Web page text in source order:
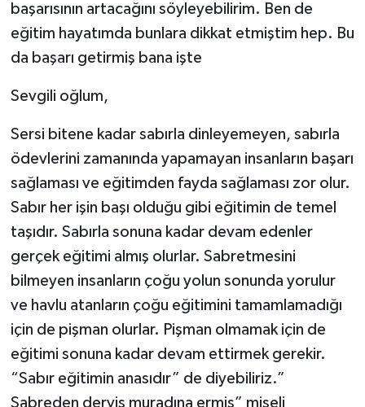
başarısının artacağını söyleyebilirim. Ben de
eğitim hayatımda bunlara dikkat etmiştim hep. Bu
da başarı getirmiş bana işte
Sevgili oğlum,
Sersi bitene kadar sabırla dinleyemeyen, sabırla
ödevlerini zamanında yapamayan insanların başarı
sağlaması ve eğitimden fayda sağlaması zor olur.
Sabır her işin başı olduğu gibi eğitimin de temel
taşıdır. Sabırla sonuna kadar devam edenler
gerçek eğitimi almış olurlar. Sabretmesini
bilmeyen insanların çoğu yolun sonunda yorulur
ve havlu atanların çoğu eğitimini tamamlamadığı
için de pişman olurlar. Pişman olmamak için de
eğitimi sonuna kadar devam ettirmek gerekir.
“Sabır eğitimin anasıdır” de diyebiliriz.”
Sabreden derviş muradına ermiş” miseli